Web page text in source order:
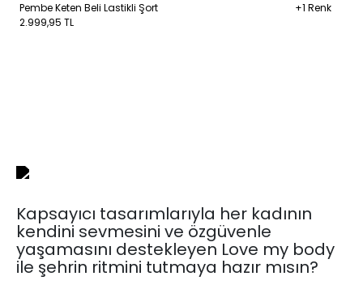
Pembe Keten Beli Lastikli Şort
+1 Renk
2.999,95 TL
Kapsayıcı tasarımlarıyla her kadının
kendini sevmesini ve özgüvenle
yaşamasını destekleyen Love my body
ile şehrin ritmini tutmaya hazır mısın?